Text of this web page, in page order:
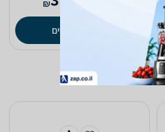
₪
השוואת מחירים